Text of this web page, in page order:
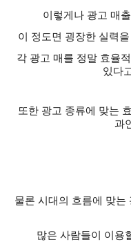
이렇게나 광고 매
이 정도면 굉장한 실력
각 광고 매를 정말 효율
있다
또한 광고 종류에 맞는
과
물론 시대의 흐름에 맞는
많은 사람들이 이용